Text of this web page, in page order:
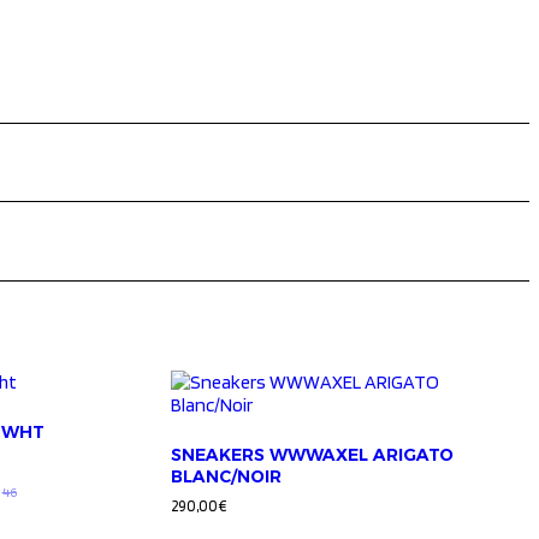
46
SNEAKERS WWWAXEL ARIGATO
BLANC/NOIR
290,00€